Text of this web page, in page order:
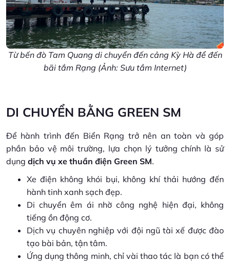
Từ bến đò Tam Quang di chuyển đến cảng Kỳ Hà để đến
bãi tắm Rạng (Ảnh: Sưu tầm Internet)
DI CHUYỂN BẰNG GREEN SM
Để hành trình đến Biển Rạng trở nên an toàn và góp
phần bảo vệ môi trường, lựa chọn lý tưởng chính là sử
dụng dịch vụ xe thuần điện Green SM.
Xe điện không khói bụi, không khí thải hướng đến
hành tinh xanh sạch đẹp.
Di chuyển êm ái nhờ công nghệ hiện đại, không
tiếng ồn động cơ.
Dịch vụ chuyên nghiệp với đội ngũ tài xế được đào
tạo bài bản, tận tâm.
Ứng dụng thông minh, chỉ vài thao tác là bạn có thể